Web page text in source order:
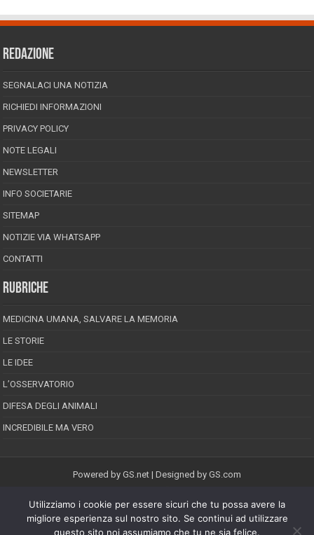
REDAZIONE
SEGNALACI UNA NOTIZIA
RICHIEDI INFORMAZIONI
PRIVACY POLICY
NOTE LEGALI
NEWSLETTER
INFO SOCIETARIE
SITEMAP
NOTIZIE VIA WHATSAPP
CONTATTI
RUBRICHE
MEDICINA UMANA, SALVARE LA MEMORIA
LE STORIE
LE IDEE
L’OSSERVATORIO
DIFESA DEGLI ANIMALI
INCREDIBILE MA VERO
Powered by GS.net | Designed by GS.com
EPINEION EDITRICE S.R.L.P.Iva 02008710689
Registrazione Tribunale di Pescara reg. speciale della stampa n.08/2012
Direttore responsabile: Maurizio Piccinino
Utilizziamo i cookie per essere sicuri che tu possa avere la
migliore esperienza sul nostro sito. Se continui ad utilizzare
questo sito noi assumiamo che tu ne sia felice.